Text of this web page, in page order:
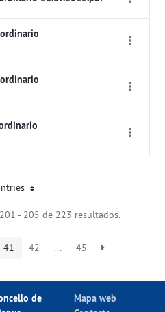
- 205 de 223 resultados.
41 42 ... 45
de
Mapa web